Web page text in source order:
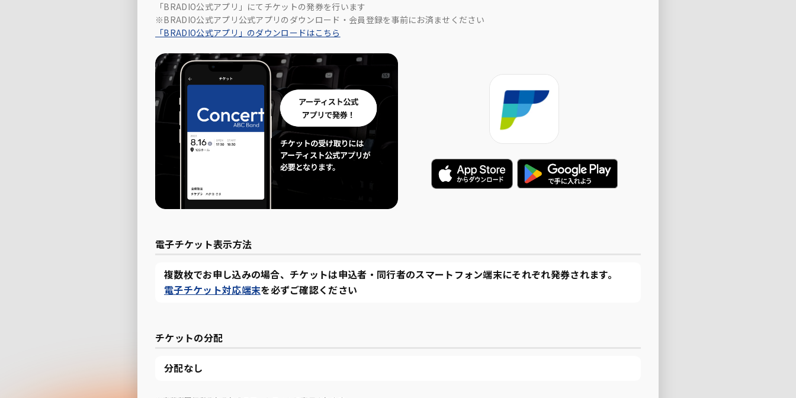
「BRADIO公式アプリ」にてチケットの発券を行います
※BRADIO公式アプリ公式アプリのダウンロード・会員登録を事前にお済ませください
「BRADIO公式アプリ」のダウンロードはこちら
電子チケット表示方法
複数枚でお申し込みの場合、チケットは申込者・同行者のスマートフォン端末にそれぞれ発券されます。
電子チケット対応端末を必ずご確認ください
チケットの分配
分配なし